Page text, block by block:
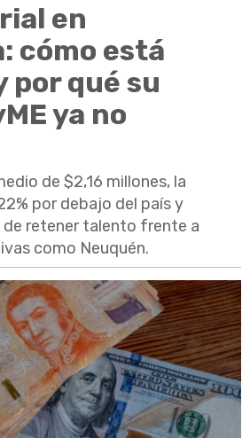
en
cómo está
por qué su
ya no
de $2,16 millones, la
por debajo del país y
retener talento frente a
como Neuquén.